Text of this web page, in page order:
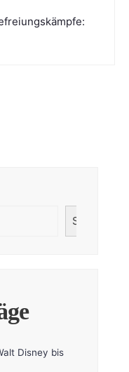
Suchen
Disney bis